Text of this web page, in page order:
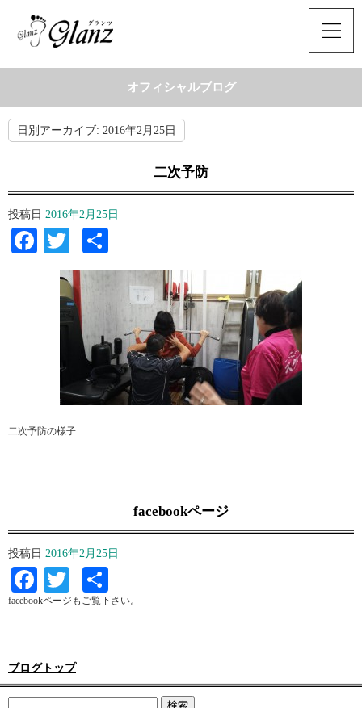
オフィシャルブログ
日別アーカイブ: 2016年2月25日
二次予防
投稿日 2016年2月25日
Facebook
Twitter
有
二次予防の様子
facebookページ
投稿日 2016年2月25日
Facebook
Twitter
有
facebookページもご覧下さい。
ブログトップ